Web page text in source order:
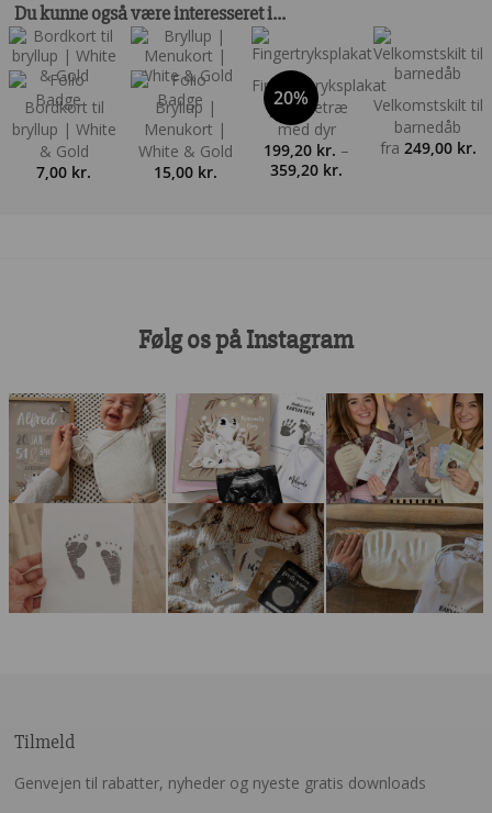
Du kunne også være interesseret i…
Bordkort til
bryllup | White
& Gold
7,00 kr.
Bryllup |
Menukort |
White & Gold
15,00 kr.
20%
Fingeraftryksplakat
| Hjertetræ
med dyr
199,20 kr. –
359,20 kr.
Velkomstskilt til
barnedåb
fra 249,00 kr.
Følg os på Instagram
Tilmeld
Genvejen til rabatter, nyheder og nyeste gratis downloads